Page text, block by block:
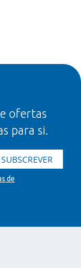
ofertas
para si.
SUBSCREVER
de